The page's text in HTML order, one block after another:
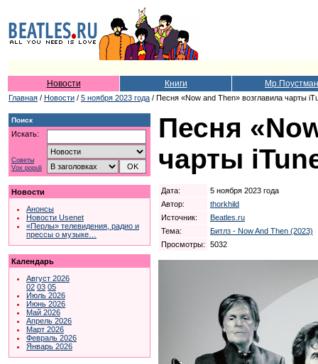
Новости Книги Мр.Поустман
Главная / Новости / 5 ноября 2023 года / Песня «Now and Then» возглавила чарты
Поиск
Искать:
Советы
Vox populi
Новости
Анонсы
Новости Usenet
«Перлы» телевидения, радио и
прессы о музыке…
Календарь
Август 2026
02 03 05
Июль 2026
Июнь 2026
Май 2026
Апрель 2026
Март 2026
Февраль 2026
Январь 2026
Песня
чарты
Дата:
5 ноября 2023 года
Автор:
thorkhild
Источник:
Beatles.ru
Тема:
Битлз - Now And Then (2023)
Просмотры:
5032